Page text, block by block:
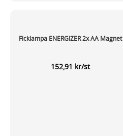
Ficklampa ENERGIZER 2x AA Magnet
152,91 kr/st